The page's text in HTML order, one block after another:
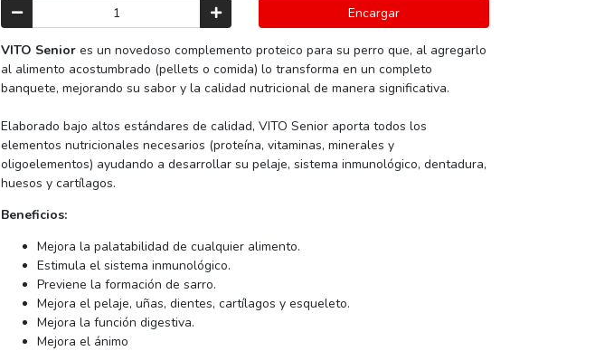
Encargar
VITO Senior es un novedoso complemento proteico para su perro que, al agregarlo
al alimento acostumbrado (pellets o comida) lo transforma en un completo
banquete, mejorando su sabor y la calidad nutricional de manera significativa.
Elaborado bajo altos estándares de calidad, VITO Senior aporta todos los
elementos nutricionales necesarios (proteína, vitaminas, minerales y
oligoelementos) ayudando a desarrollar su pelaje, sistema inmunológico, dentadura,
huesos y cartílagos.
Beneficios:
Mejora la palatabilidad de cualquier alimento.
Estimula el sistema inmunológico.
Previene la formación de sarro.
Mejora el pelaje, uñas, dientes, cartílagos y esqueleto.
Mejora la función digestiva.
Mejora el ánimo